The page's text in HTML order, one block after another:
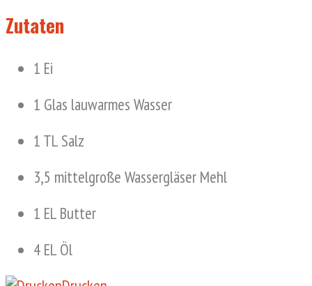
Zutaten
1 Ei
1 Glas lauwarmes Wasser
1 TL Salz
3,5 mittelgroße Wassergläser Mehl
1 EL Butter
4 EL Öl